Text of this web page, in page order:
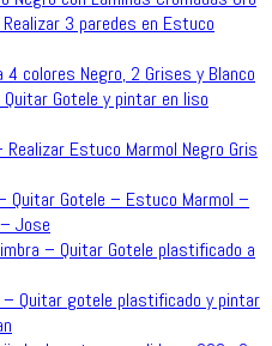
3 paredes en Estuco
4 colores Negro, 2 Grises y Blanco
Gotele y pintar en liso
Estuco Marmol Negro Gris
Quitar Gotele – Estuco Marmol –
Jose
– Quitar Gotele plastificado a
– Quitar gotele plastificado y pintar